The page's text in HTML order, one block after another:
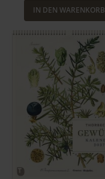
IN DEN WARENKORB